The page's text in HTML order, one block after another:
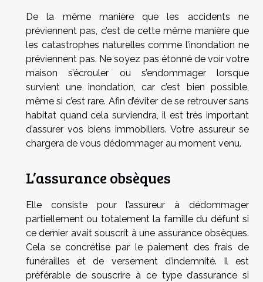
De la même manière que les accidents ne
préviennent pas, c’est de cette même manière que
les catastrophes naturelles comme l’inondation ne
préviennent pas. Ne soyez pas étonné de voir votre
maison s’écrouler ou s’endommager lorsque
survient une inondation, car c’est bien possible,
même si c’est rare. Afin d’éviter de se retrouver sans
habitat quand cela surviendra, il est très important
d’assurer vos biens immobiliers. Votre assureur se
chargera de vous dédommager au moment venu.
L’assurance obsèques
Elle consiste pour l’assureur à dédommager
partiellement ou totalement la famille du défunt si
ce dernier avait souscrit à une assurance obsèques.
Cela se concrétise par le paiement des frais de
funérailles et de versement d’indemnité. Il est
préférable de souscrire à ce type d’assurance si